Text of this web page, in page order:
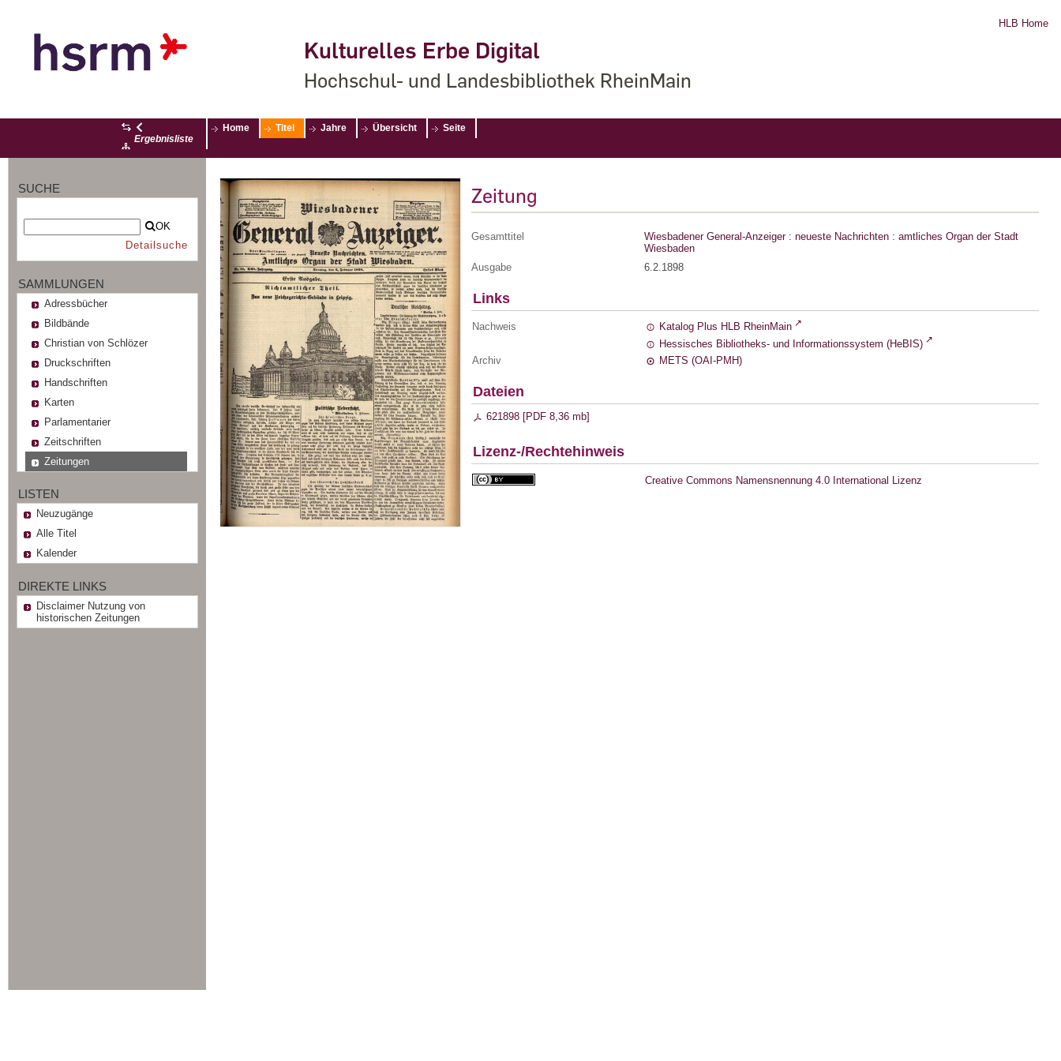
Kulturelles Erbe Digital
Hochschul- und Landesbibliothek RheinMain
HLB Home
Ergebnisliste
Home Titel Jahre Übersicht Seite
SUCHE
OK
Detailsuche
SAMMLUNGEN
Adressbücher
Bildbände
Christian von Schlözer
Druckschriften
Handschriften
Karten
Parlamentarier
Zeitschriften
Zeitungen
LISTEN
Neuzugänge
Alle Titel
Kalender
DIREKTE LINKS
Disclaimer Nutzung von
historischen Zeitungen
Zeitung
Gesamttitel
Wiesbadener General-Anzeiger : neueste Nachrichten : amtliches Organ der Stadt
Wiesbaden
Ausgabe
6.2.1898
Links
Nachweis
Katalog Plus HLB RheinMain
Hessisches Bibliotheks- und Informationssystem (HeBIS)
Archiv
METS (OAI-PMH)
Dateien
621898 [PDF 8,36 mb]
Lizenz-/Rechtehinweis
Creative Commons Namensnennung 4.0 International Lizenz